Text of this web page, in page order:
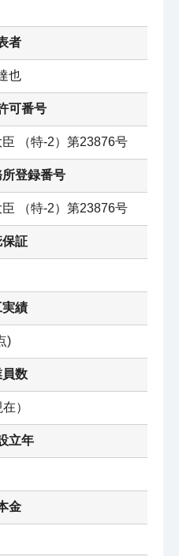
者
也
可番号
（特‐2）第23876号
登録番号
（特‐2）第23876号
証
績
)
数
）
立年
金